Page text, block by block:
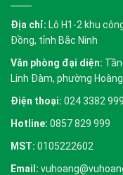
Địa chỉ: Lô H1-2 khu
Đồng, tỉnh Bắc Ninh
Văn phòng đại diện:
Linh Đàm, phường
Điện thoại: 024 3382
Hotline: 0857 829 999
MST: 0105222602
Email: